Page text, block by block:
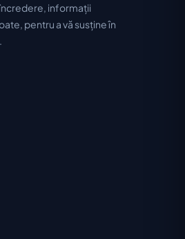
informații
pentru a vă susține în